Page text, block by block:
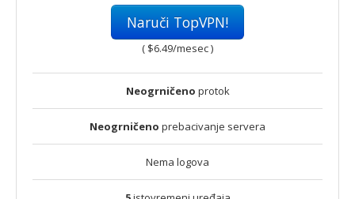
Naruči TopVPN!
( $6.49/mesec )
Neogrničeno protok
Neogrničeno prebacivanje servera
Nema logova